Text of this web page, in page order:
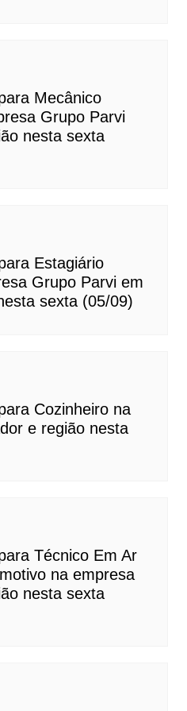
Mecânico
Grupo Parvi
nesta sexta
Estagiário
Grupo Parvi em
sexta (05/09)
Cozinheiro na
e região nesta
Técnico Em Ar
na empresa
nesta sexta